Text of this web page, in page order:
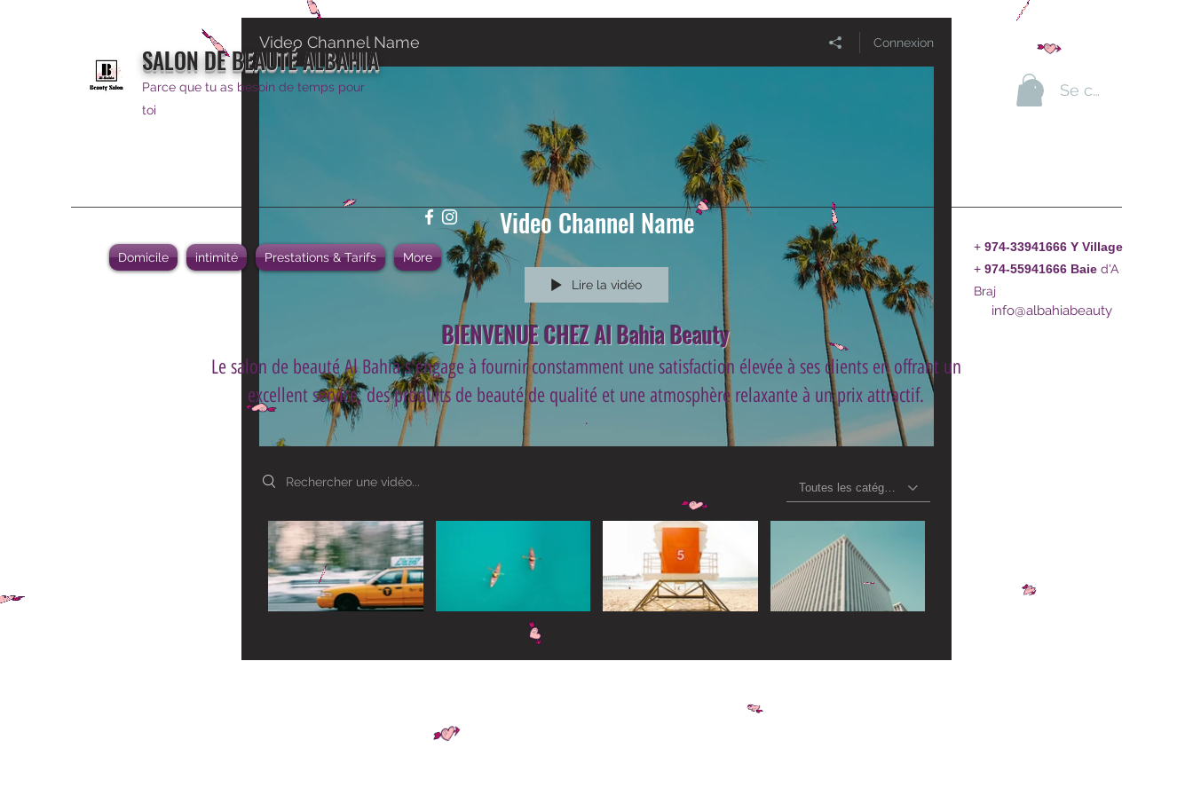
SALON DE BEAUTÉ ALBAHIA
Parce que tu as besoin de temps pour
toi
Se connecter
Domicile intimité Prestations & Tarifs More
+ 974-33941666 Y Village
+ 974-55941666 Baie d'A
Braj
info@albahiabeauty
BIENVENUE CHEZ Al Bahia Beauty
Le salon de beauté Al Bahia s'engage à fournir constamment une satisfaction élevée à ses clients en offrant un
excellent service, des produits de beauté de qualité et une atmosphère relaxante à un prix attractif.
.
Widget Didn’t Load
Check your internet and refresh
If that doesn’t work, contact us.
Video Channel Name Connexion
Video Channel Name
Lire la vidéo
Search videos
Toutes les catégories